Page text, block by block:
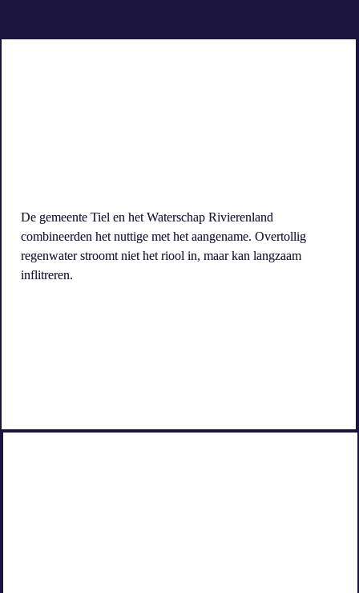
De gemeente Tiel en het Waterschap Rivierenland
combineerden het nuttige met het aangename. Overtollig
regenwater stroomt niet het riool in, maar kan langzaam
inflitreren.